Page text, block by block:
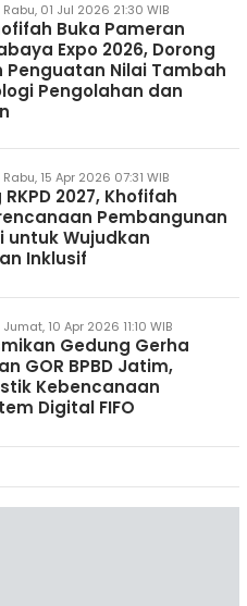
Rabu, 01 Jul 2026 21:30 WIB
Buka Pameran
Expo 2026, Dorong
Penguatan Nilai Tambah
Pengolahan dan
Rabu, 15 Apr 2026 07:31 WIB
2027, Khofifah
Pembangunan
untuk Wujudkan
Inklusif
Jumat, 10 Apr 2026 11:10 WIB
Gedung Gerha
GOR BPBD Jatim,
Kebencanaan
Digital FIFO